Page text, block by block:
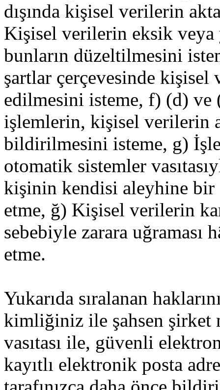
dışında kişisel verilerin
Kişisel verilerin eksik veya
bunların düzeltilmesini
şartlar çerçevesinde
edilmesini isteme, f) (d) ve
işlemlerin, kişisel verilerin
bildirilmesini isteme, g)
otomatik sistemler
kişinin kendisi aleyhine bir
etme, ğ) Kişisel verilerin
sebebiyle zarara uğraması
etme.
Yukarıda sıralanan
kimliğiniz ile şahsen şirket
vasıtası ile, güvenli
kayıtlı elektronik posta